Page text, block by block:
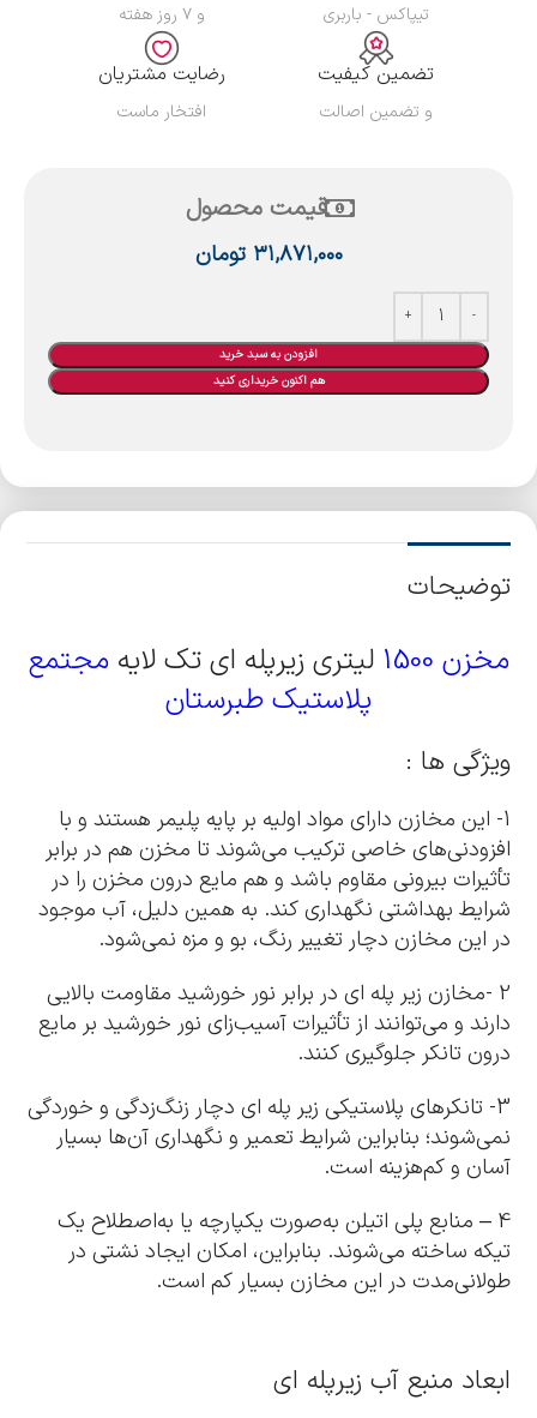
تیپاکس - باربری و ۷ روز هفته
تضمین کیفیت
و تضمین اصالت
رضایت مشتریان
افتخار ماست
قیمت محصول
۳۱,۸۷۱,۰۰۰ تومان
افزودن به سبد خرید
هم اکنون خریداری کنید
توضیحات
مخزن 1500 لیتری زیرپله ای تک لایهمجتمع
پلاستیک طبرستان
ویژگی ها :
1- این مخازن دارای مواد اولیه بر پایه پلیمر هستند و با
افزودنی‌های خاصی ترکیب می‌شوند تا مخزن هم در برابر
تأثیرات بیرونی مقاوم باشد و هم مایع درون مخزن را در
شرایط بهداشتی نگهداری کند. به همین دلیل، آب موجود
در این مخازن دچار تغییر رنگ، بو و مزه نمی‌شود.
2 -مخازن زیر پله ای در برابر نور خورشید مقاومت بالایی
دارند و می‌توانند از تأثیرات آسیب‌زای نور خورشید بر مایع
درون تانکر جلوگیری کنند.
3- تانکرهای پلاستیکی زیر پله ای دچار زنگ‌زدگی و خوردگی
نمی‌شوند؛ بنابراین شرایط تعمیر و نگهداری آن‌ها بسیار
آسان و کم‌هزینه است.
4 – منابع پلی اتیلن به‌صورت یکپارچه یا به‌اصطلاح یک
تیکه ساخته می‌شوند. بنابراین، امکان ایجاد نشتی در
طولانی‌مدت در این مخازن بسیار کم است.
ابعاد منبع آب زیرپله ای